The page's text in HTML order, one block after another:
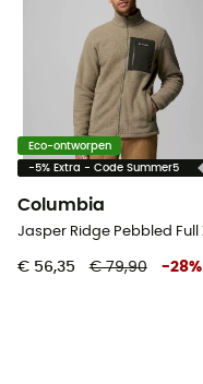
Eco-ontworpen
-5% Extra - Code Summer5
Columbia
€ 56,35 € 79,90 -28%